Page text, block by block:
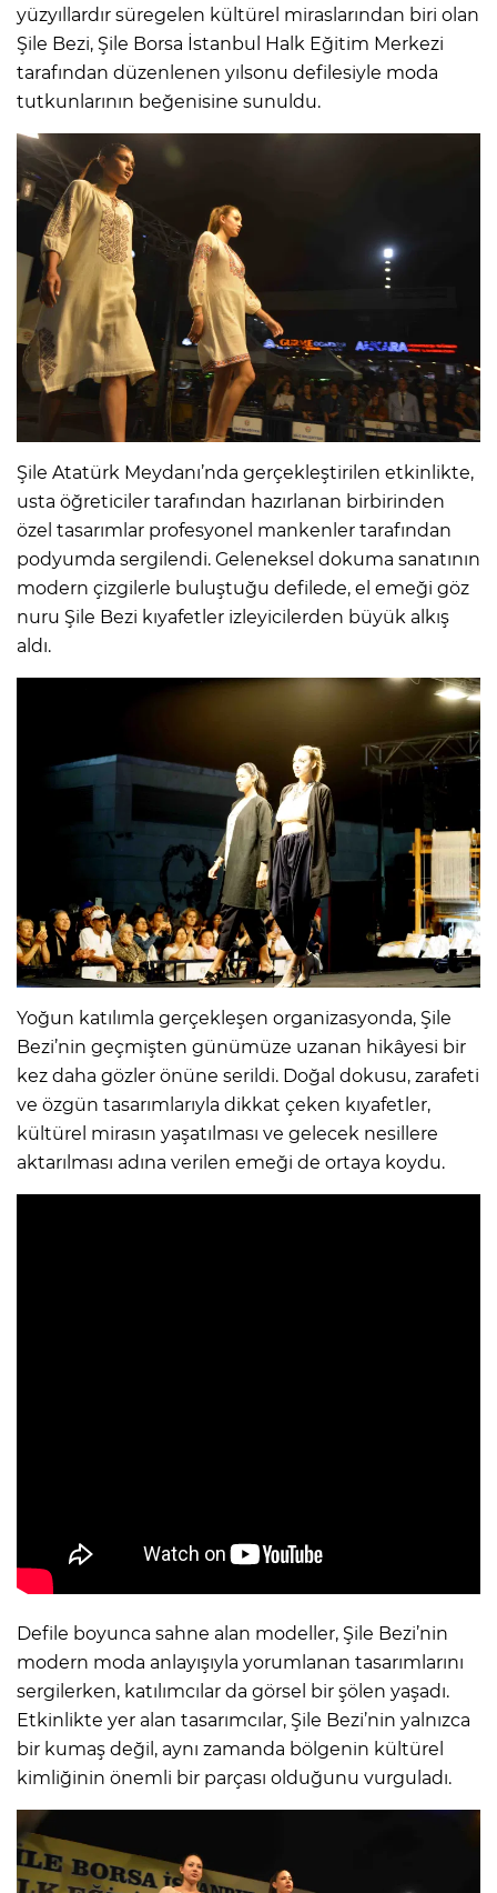
yüzyıllardır süregelen kültürel miraslarından biri olan
Şile Bezi, Şile Borsa İstanbul Halk Eğitim Merkezi
tarafından düzenlenen yılsonu defilesiyle moda
tutkunlarının beğenisine sunuldu.
Şile Atatürk Meydanı’nda gerçekleştirilen etkinlikte,
usta öğreticiler tarafından hazırlanan birbirinden
özel tasarımlar profesyonel mankenler tarafından
podyumda sergilendi. Geleneksel dokuma sanatının
modern çizgilerle buluştuğu defilede, el emeği göz
nuru Şile Bezi kıyafetler izleyicilerden büyük alkış
aldı.
Yoğun katılımla gerçekleşen organizasyonda, Şile
Bezi’nin geçmişten günümüze uzanan hikâyesi bir
kez daha gözler önüne serildi. Doğal dokusu, zarafeti
ve özgün tasarımlarıyla dikkat çeken kıyafetler,
kültürel mirasın yaşatılması ve gelecek nesillere
aktarılması adına verilen emeği de ortaya koydu.
Defile boyunca sahne alan modeller, Şile Bezi’nin
modern moda anlayışıyla yorumlanan tasarımlarını
sergilerken, katılımcılar da görsel bir şölen yaşadı.
Etkinlikte yer alan tasarımcılar, Şile Bezi’nin yalnızca
bir kumaş değil, aynı zamanda bölgenin kültürel
kimliğinin önemli bir parçası olduğunu vurguladı.